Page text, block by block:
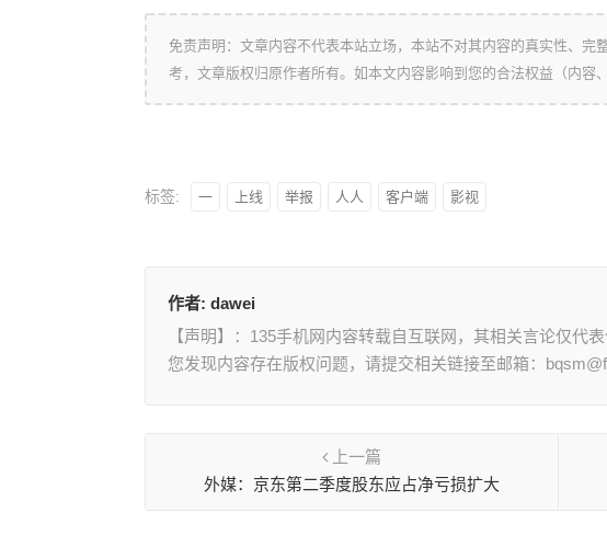
免责声明：文章内容不代表本站立场，本站不对其内容的真实性、
考，文章版权归原作者所有。如本文内容影响到您的合法权益（内容
标签: 一 上线 举报 人人 客户端 影视
作者: dawei
【声明】：135手机网内容转载自互联网，其相关言论仅代
您发现内容存在版权问题，请提交相关链接至邮箱：
上一篇
外媒：京东第二季度股东应占净亏损扩大